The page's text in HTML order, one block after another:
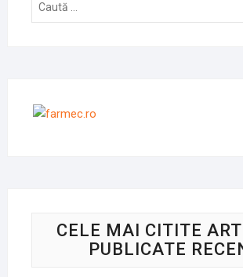
CELE MAI CITITE
PUBLICATE